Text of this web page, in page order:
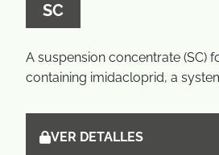
SC
A suspension concentrate (SC)
containing imidacloprid, a
VER DETALLES